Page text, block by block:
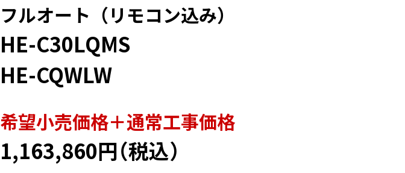
フルオート（リモコン込み）
HE-C30LQMS
HE-CQWLW
希望⼩売価格＋通常⼯事価格
1,163,860円（税込）